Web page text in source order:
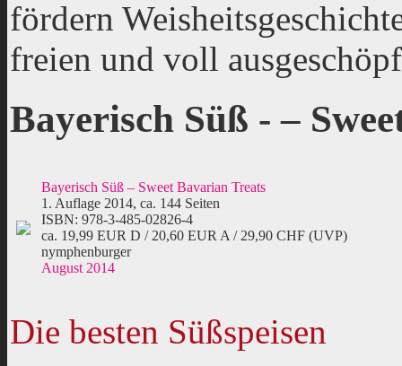
fördern
freien und voll
Bayerisch Süß - –
Bayerisch Süß – Sweet Bavarian Treats
1. Auflage 2014, ca. 144 Seiten
ISBN: 978-3-485-02826-4
ca. 19,99 EUR D / 20,60 EUR A / 29,90 CHF (UVP)
nymphenburger
August 2014
Die besten Süßspeisen